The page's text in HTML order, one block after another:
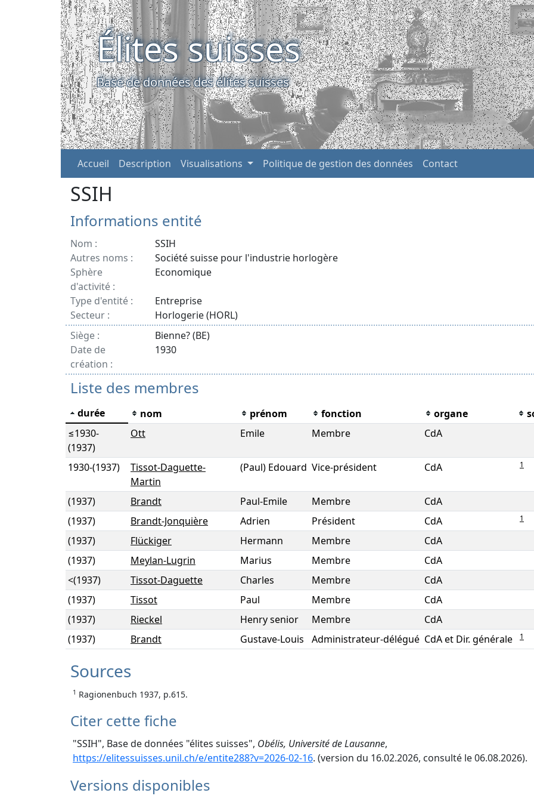
Élites suisses
Base de données des élites suisses
Accueil Description Visualisations Politique de gestion des données Contact
SSIH
Informations entité
Nom :
SSIH
Autres noms :
Société suisse pour l'industrie horlogère
Sphère
d'activité :
Economique
Type d'entité :
Entreprise
Secteur :
Horlogerie (HORL)
Siège :
Bienne? (BE)
Date de
création :
1930
Liste des membres
durée nom prénom fonction organe
≤1930-
(1937)
Ott Emile Membre CdA
1930-(1937)
Tissot-Daguette-
Martin
(Paul) Edouard Vice-président CdA 1
(1937) Brandt Paul-Emile Membre
CdA
(1937)
Brandt-Jonquière Adrien Président CdA 1
(1937) Flückiger Hermann Membre
CdA
(1937)
Meylan-Lugrin Marius Membre
CdA
<(1937)
Tissot-Daguette Charles Membre
CdA
(1937)
Tissot Paul Membre
CdA
(1937)
Rieckel Henry senior Membre
CdA
(1937)
Brandt Gustave-Louis Administrateur-délégué CdA et Dir. générale 1
Sources
1 Ragionenbuch 1937, p.615.
Citer cette fiche
"SSIH", Base de données "élites suisses", Obélis, Université de Lausanne,
https://elitessuisses.unil.ch/e/entite288?v=2026-02-16. (version du 16.02.2026, consulté le 06.08.2026).
Versions disponibles